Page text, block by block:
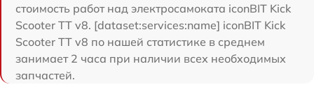
стоимость работ над электросамоката iconBIT Kick
Scooter TT v8. [dataset:services:name] iconBIT Kick
Scooter TT v8 по нашей статистике в среднем
занимает 2 часа при наличии всех необходимых
запчастей.